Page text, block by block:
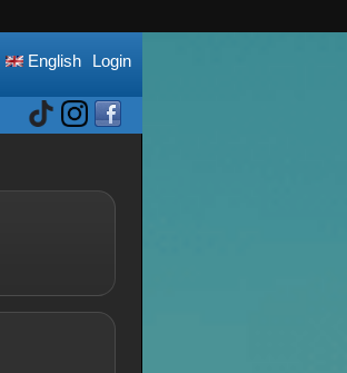
Login
English